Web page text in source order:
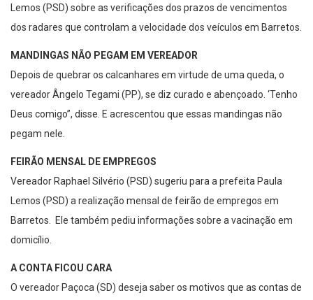
Lemos (PSD) sobre as verificações dos prazos de vencimentos
dos radares que controlam a velocidade dos veículos em Barretos.
MANDINGAS NÃO PEGAM EM VEREADOR
Depois de quebrar os calcanhares em virtude de uma queda, o
vereador Ângelo Tegami (PP), se diz curado e abençoado. ‘Tenho
Deus comigo”, disse. E acrescentou que essas mandingas não
pegam nele.
FEIRÃO MENSAL DE EMPREGOS
Vereador Raphael Silvério (PSD) sugeriu para a prefeita Paula
Lemos (PSD) a realização mensal de feirão de empregos em
Barretos. Ele também pediu informações sobre a vacinação em
domicílio.
A CONTA FICOU CARA
O vereador Paçoca (SD) deseja saber os motivos que as contas de